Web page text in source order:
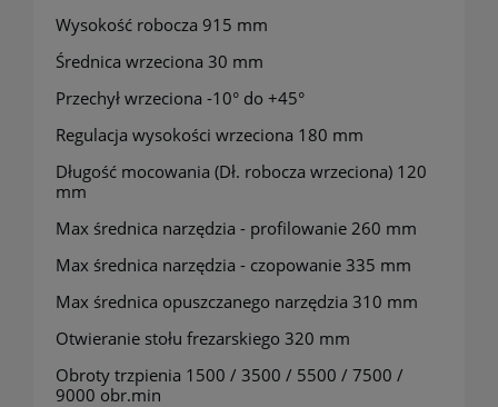
Wysokość robocza 915 mm
Średnica wrzeciona 30 mm
Przechył wrzeciona -10° do +45°
Regulacja wysokości wrzeciona 180 mm
Długość mocowania (Dł. robocza wrzeciona) 120
mm
Max średnica narzędzia - profilowanie 260 mm
Max średnica narzędzia - czopowanie 335 mm
Max średnica opuszczanego narzędzia 310 mm
Otwieranie stołu frezarskiego 320 mm
Obroty trzpienia 1500 / 3500 / 5500 / 7500 /
9000 obr.min